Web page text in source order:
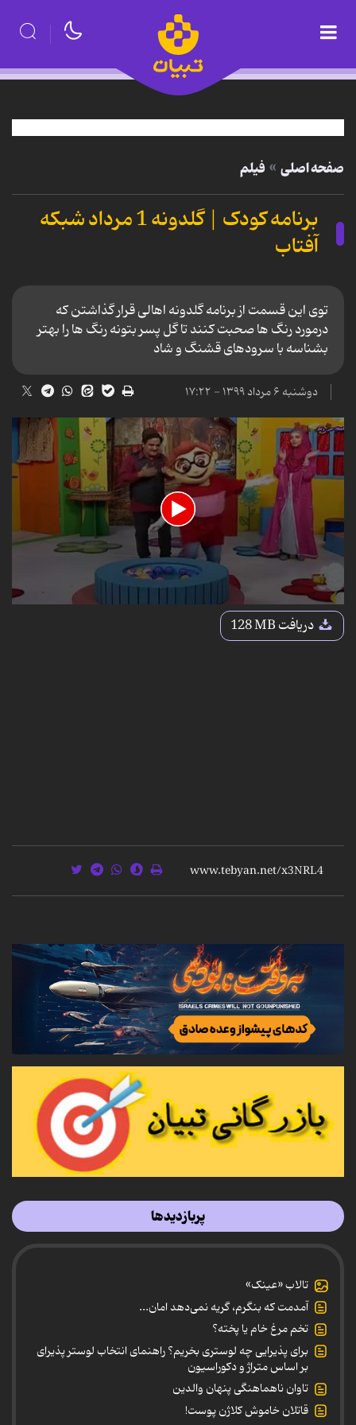
صفحه اصلی فیلم
برنامه کودک | گلدونه 1 مرداد شبکه
آفتاب
توی این قسمت از برنامه گلدونه اهالی قرار گذاشتن که
درمورد رنگ ها صحبت کنند تا گل پسر بتونه رنگ ها را بهتر
بشناسه با سرودهای قشنگ و شاد
دوشنبه ۶ مرداد ۱۳۹۹ - ۱۷:۲۲
0
دریافت128 MB
پربازدیدها
تالاب «عینک»
آمدمت که بنگرم، گریه نمی‌دهد امان...
تخم مرغ خام یا پخته؟
برای پذیرایی چه لوستری بخریم؟ راهنمای انتخاب لوستر پذیرای
بر اساس متراژ و دکوراسیون
تاوان ناهماهنگی پنهان والدین
قاتلان خاموش کلاژن پوست!